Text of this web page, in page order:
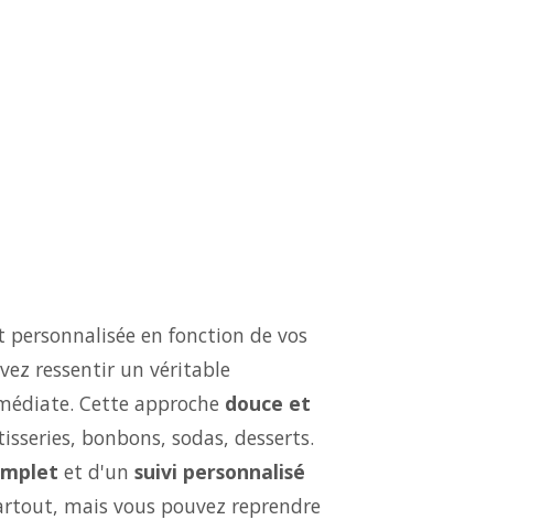
en fonction de vos
ressentir un véritable
Cette approche douce et
bonbons, sodas, desserts.
et d'un suivi personnalisé
mais vous pouvez reprendre